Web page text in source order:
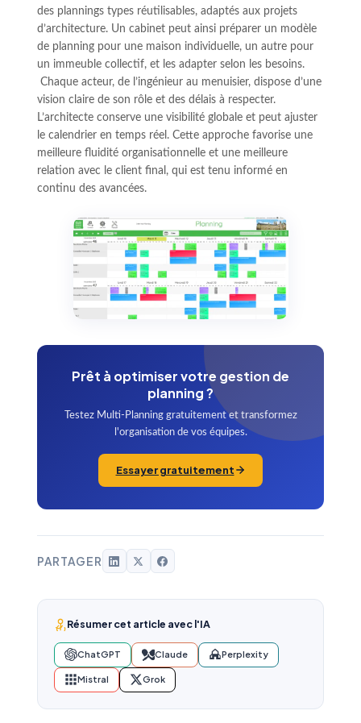
des plannings types réutilisables, adaptés aux projets
d’architecture. Un cabinet peut ainsi préparer un modèle
de planning pour une maison individuelle, un autre pour
un immeuble collectif, et les adapter selon les besoins.
Chaque acteur, de l’ingénieur au menuisier, dispose d’une
vision claire de son rôle et des délais à respecter.
L’architecte conserve une visibilité globale et peut ajuster
le calendrier en temps réel. Cette approche favorise une
meilleure fluidité organisationnelle et une meilleure
relation avec le client final, qui est tenu informé en
continu des avancées.
Prêt à optimiser votre gestion de
planning ?
Testez Multi-Planning gratuitement et transformez
l'organisation de vos équipes.
Essayer gratuitement
PARTAGER
Résumer cet article avec l'IA
ChatGPT Claude Perplexity
Mistral Grok